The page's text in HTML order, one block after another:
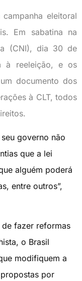
eleitoral
Em sabatina na
(CNI), dia 30 de
à reeleição, e os
documento dos
à CLT, todos
governo não
que a lei
alguém poderá
entre outros”,
fazer reformas
o Brasil
modifiquem a
por